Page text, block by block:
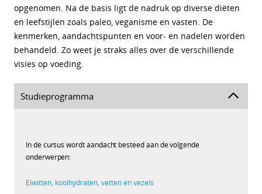
opgenomen. Na de basis ligt de nadruk op diverse diëten
en leefstijlen zoals paleo, veganisme en vasten. De
kenmerken, aandachtspunten en voor- en nadelen worden
behandeld. Zo weet je straks alles over de verschillende
visies op voeding.
Studieprogramma
In de cursus wordt aandacht besteed aan de volgende
onderwerpen:
Eiwitten, koolhydraten, vetten en vezels